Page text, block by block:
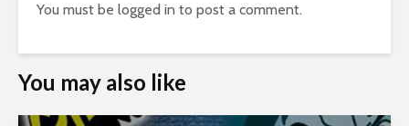
You must be logged in to post a comment.
You may also like